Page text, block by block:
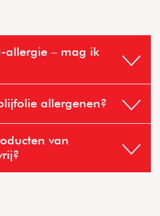
allergie – mag ik
allergenen?
van